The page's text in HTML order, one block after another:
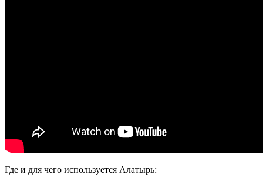
Где и для чего используется Алатырь: